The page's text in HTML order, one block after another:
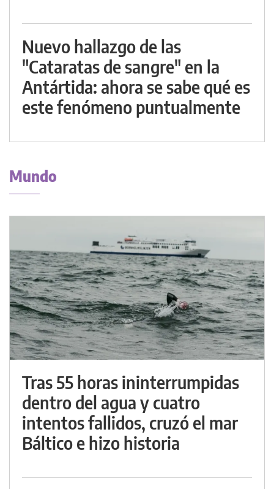
Nuevo hallazgo de las
"Cataratas de sangre" en la
Antártida: ahora se sabe qué es
este fenómeno puntualmente
Mundo
Tras 55 horas ininterrumpidas
dentro del agua y cuatro
intentos fallidos, cruzó el mar
Báltico e hizo historia